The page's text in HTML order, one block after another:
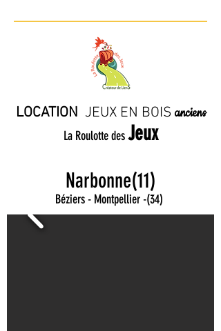
LOCATION JEUX EN BOIS anciens
La Roulotte des Jeux
Narbonne(11)
Béziers - Montpellier -(34)